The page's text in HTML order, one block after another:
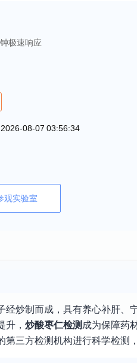
极速响应
08-07 03:56:34
观实验室
炒制而成，具有养心补肝
升， 炒酸枣仁检测 成为保障药
三方检测机构进行科学检测